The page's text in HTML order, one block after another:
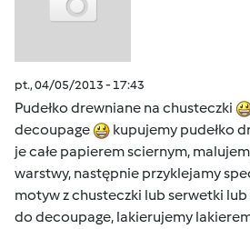
pt., 04/05/2013 - 17:43
Pudełko drewniane na chusteczki
decoupage
kupujemy pudełko
je całe papierem sciernym,
warstwy, następnie przyklejamy
motyw z chusteczki lub serwetki
do decoupage, lakierujemy